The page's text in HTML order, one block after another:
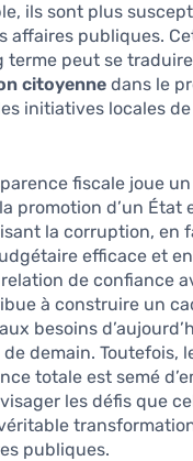
ils sont plus
affaires publiques.
terme peut se
citoyenne dans le
initiatives locales de
fiscale joue
promotion d’un État
la corruption, en
efficace et en
de confiance
à construire un
besoins
demain. Toutefois,
totale est semé
les défis que
publiques.